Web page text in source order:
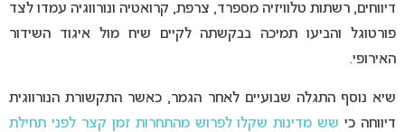
דיווחים, רשתות טלוויזיה מספרד, צרפת, קרואטיה ונורווגיה עמדו לצד
פורטוגל והביעו תמיכה בבקשתה לקיים שיח מול איגוד השידור
האירופי.
שיא נוסף התגלה שבועיים לאחר הגמר, כאשר התקשורת הנורווגית
דיווחה כי שש מדינות שקלו לפרוש מהתחרות זמן קצר לפני תחילת